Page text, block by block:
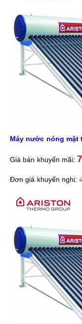
Máy nước nóng mặt
Giá bán khuyến mãi:
Đơn giá khuyến nghị: